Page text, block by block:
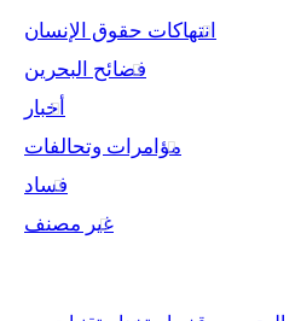
انتهاكات حقوق الإنسان
فضائح البحرين
أخبار
مؤامرات وتحالفات
فساد
غير مصنف